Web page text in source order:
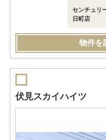
センチュリ
日町店
物件を
伏見スカイハイツ